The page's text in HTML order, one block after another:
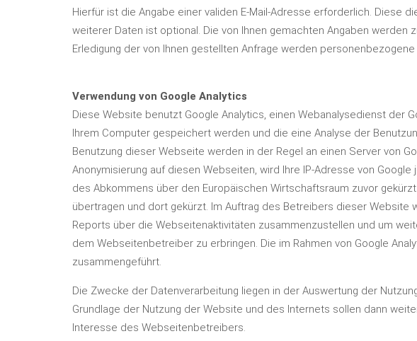
Hierfür ist die Angabe einer validen E-Mail-Adresse erforderlich. Diese
weiterer Daten ist optional. Die von Ihnen gemachten Angaben
Erledigung der von Ihnen gestellten Anfrage werden
Verwendung von Google Analytics
Diese Website benutzt Google Analytics, einen Webanalysedienst der
Ihrem Computer gespeichert werden und die eine Analyse der
Benutzung dieser Webseite werden in der Regel an einen Server von
Anonymisierung auf diesen Webseiten, wird Ihre IP-Adresse von
des Abkommens über den Europäischen Wirtschaftsraum zuvor
übertragen und dort gekürzt. Im Auftrag des Betreibers dieser
Reports über die Webseitenaktivitäten zusammenzustellen und um
dem Webseitenbetreiber zu erbringen. Die im Rahmen von Google
zusammengeführt.
Die Zwecke der Datenverarbeitung liegen in der Auswertung der
Grundlage der Nutzung der Website und des Internets sollen dann
Interesse des Webseitenbetreibers.